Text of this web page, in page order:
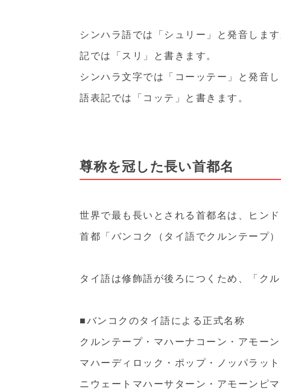
シンハラ語では「シュリー」と発音しま
記では「スリ」と書きます。
シンハラ文字では「コーッテー」と発音
語表記では「コッテ」と書きます。
尊称を冠した長い首都名
世界で最も長いとされる首都名は、ヒン
首都「バンコク（タイ語でクルンテープ）
タイ語は修飾語が後ろにつくため、「ク
■バンコクのタイ語による正式名称
クルンテープ・マハーナコーン・アモー
マハーディロック・ポップ・ノッパラッ
ニウェートマハーサターン・アモーンピ